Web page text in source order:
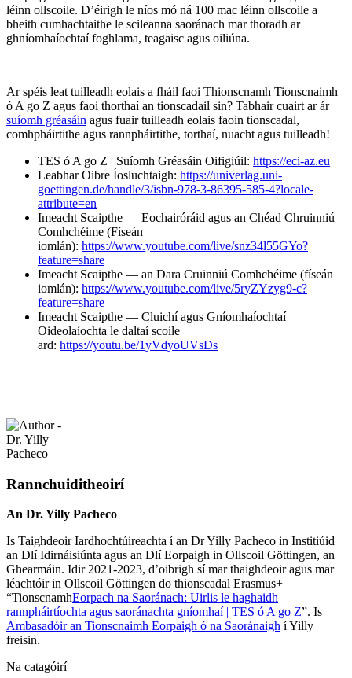
léinn ollscoile. D’éirigh le níos mó ná 100 mac léinn ollscoile a
bheith cumhachtaithe le scileanna saoránach mar thoradh ar
ghníomhaíochtaí foghlama, teagaisc agus oiliúna.
Ar spéis leat tuilleadh eolais a fháil faoi Thionscnamh Tionscnaimh
ó A go Z agus faoi thorthaí an tionscadail sin? Tabhair cuairt ar ár
suíomh gréasáin agus fuair tuilleadh eolais faoin tionscadal,
comhpháirtithe agus rannpháirtithe, torthaí, nuacht agus tuilleadh!
TES ó A go Z | Suíomh Gréasáin Oifigiúil: https://eci-az.eu
Leabhar Oibre Íosluchtaigh: https://univerlag.uni-
goettingen.de/handle/3/isbn-978-3-86395-585-4?locale-
attribute=en
Imeacht Scaipthe — Eochairóráid agus an Chéad Chruinniú
Comhchéime (Físeán
iomlán): https://www.youtube.com/live/snz34l55GYo?
feature=share
Imeacht Scaipthe — an Dara Cruinniú Comhchéime (físeán
iomlán): https://www.youtube.com/live/5ryZYzyg9-c?
feature=share
Imeacht Scaipthe — Cluichí agus Gníomhaíochtaí
Oideolaíochta le daltaí scoile
ard: https://youtu.be/1yVdyoUVsDs
Rannchuiditheoirí
An Dr. Yilly Pacheco
Is Taighdeoir Iardhochtúireachta í an Dr Yilly Pacheco in Institiúid
an Dlí Idirnáisiúnta agus an Dlí Eorpaigh in Ollscoil Göttingen, an
Ghearmáin. Idir 2021-2023, d’oibrigh sí mar thaighdeoir agus mar
léachtóir in Ollscoil Göttingen do thionscadal Erasmus+
“TionscnamhEorpach na Saoránach: Uirlis le haghaidh
rannpháirtíochta agus saoránachta gníomhaí | TES ó A go Z”. Is
Ambasadóir an Tionscnaimh Eorpaigh ó na Saoránaigh í Yilly
freisin.
Na catagóirí